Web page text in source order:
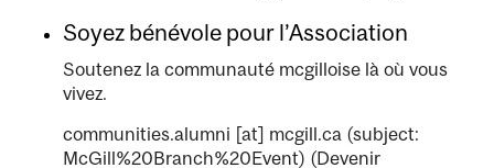
Soyez bénévole pour l’Association
Soutenez la communauté mcgilloise là où vous
vivez.
communities.alumni [at] mcgill.ca (subject:
McGill%20Branch%20Event) (Devenir